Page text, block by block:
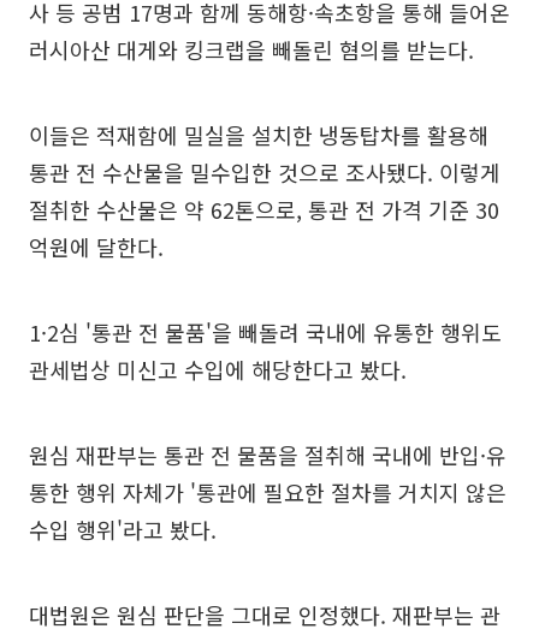
사 등 공범 17명과 함께 동해항·속초항을 통해 들어온
러시아산 대게와 킹크랩을 빼돌린 혐의를 받는다.
이들은 적재함에 밀실을 설치한 냉동탑차를 활용해
통관 전 수산물을 밀수입한 것으로 조사됐다. 이렇게
절취한 수산물은 약 62톤으로, 통관 전 가격 기준 30
억원에 달한다.
1·2심 '통관 전 물품'을 빼돌려 국내에 유통한 행위도
관세법상 미신고 수입에 해당한다고 봤다.
원심 재판부는 통관 전 물품을 절취해 국내에 반입·유
통한 행위 자체가 '통관에 필요한 절차를 거치지 않은
수입 행위'라고 봤다.
대법원은 원심 판단을 그대로 인정했다. 재판부는 관